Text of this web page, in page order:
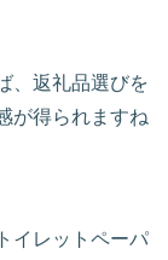
、返礼品選びを
が得られますね
イレットペーパ